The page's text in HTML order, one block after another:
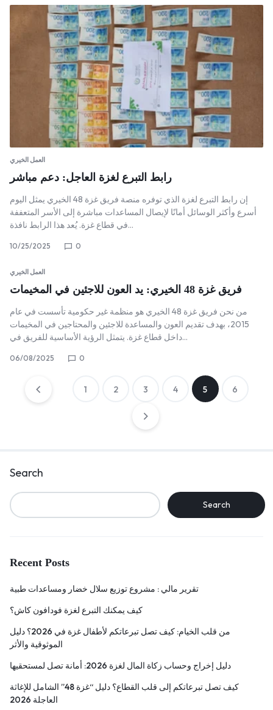
العمل الخيري
رابط التبرع لغزة العاجل: دعم مباشر
إن رابط التبرع لغزة الذي توفره منصة فريق غزة 48 الخيري يمثل اليوم
أسرع وأكثر الوسائل أمانًا لإيصال المساعدات مباشرة إلى الأسر المتعففة
في قطاع غزة. يُعد هذا الرابط نافذة…
10/25/2025 0
العمل الخيري
فريق غزة 48 الخيري: يد العون للاجئين في المخيمات
من نحن فريق غزة 48 الخيري هو منظمة غير حكومية تأسست في عام
2015، بهدف تقديم العون والمساعدة للاجئين والمحتاجين في المخيمات
داخل قطاع غزة. يتمثل الرؤية الأساسية للفريق في…
06/08/2025 0
Posts
1 2 3 4 5 6
Search
Search
Recent Posts
تقرير مالي : مشروع توزيع سلال خضار ومساعدات طبية
كيف يمكنك التبرع لغزة فودافون كاش؟
من قلب الخيام: كيف تصل تبرعاتكم لأطفال غزة في 2026؟ دليل
الموثوقية والأثر
دليل إخراج وحساب زكاة المال لغزة 2026: أمانة تصل لمستحقيها
كيف تصل تبرعاتكم إلى قلب القطاع؟ دليل “غزة 48” الشامل للإغاثة
العاجلة 2026